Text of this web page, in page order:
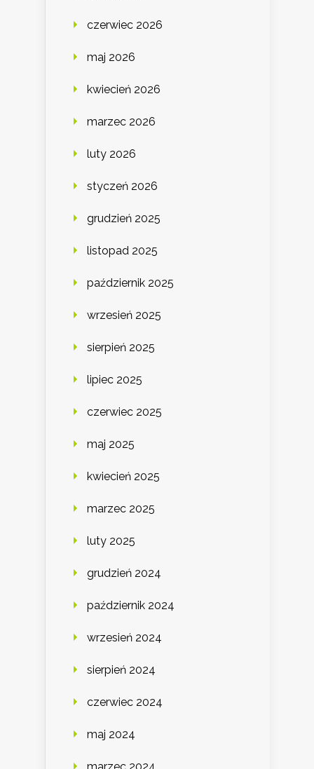
czerwiec 2026
maj 2026
kwiecień 2026
marzec 2026
luty 2026
styczeń 2026
grudzień 2025
listopad 2025
październik 2025
wrzesień 2025
sierpień 2025
lipiec 2025
czerwiec 2025
maj 2025
kwiecień 2025
marzec 2025
luty 2025
grudzień 2024
październik 2024
wrzesień 2024
sierpień 2024
czerwiec 2024
maj 2024
marzec 2024